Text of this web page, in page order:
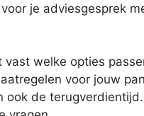
je adviesgesprek
welke opties
voor jouw
de